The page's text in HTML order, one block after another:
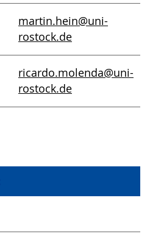
martin.hein@uni-
rostock.de
ricardo.molenda@uni-
rostock.de